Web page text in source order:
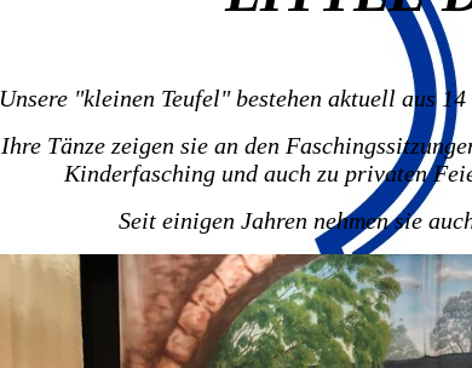
Unsere "kleinen Teufel" bestehen aktuell aus
Ihre Tänze zeigen sie an den
Kinderfasching und auch zu privaten
Seit einigen Jahren nehmen sie